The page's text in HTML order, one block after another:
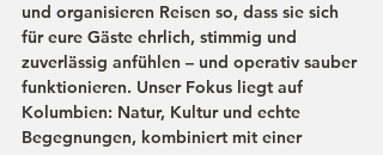
und organisieren Reisen so, dass sie sich
für eure Gäste ehrlich, stimmig und
zuverlässig anfühlen – und operativ sauber
funktionieren. Unser Fokus liegt auf
Kolumbien: Natur, Kultur und echte
Begegnungen, kombiniert mit einer